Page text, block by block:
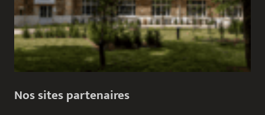
Nos sites partenaires